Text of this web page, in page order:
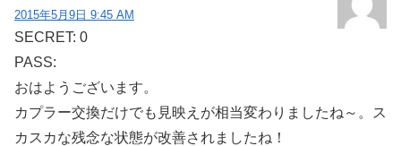
2015年5月9日 9:45 AM
SECRET: 0
PASS:
おはようございます。
カプラー交換だけでも見映えが相当変わりましたね～。ス
カスカな残念な状態が改善されましたね！